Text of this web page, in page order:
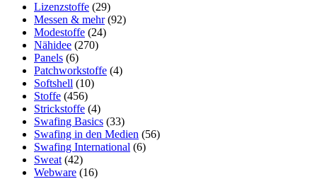
Lizenzstoffe (29)
Messen & mehr (92)
Modestoffe (24)
Nähidee (270)
Panels (6)
Patchworkstoffe (4)
Softshell (10)
Stoffe (456)
Strickstoffe (4)
Swafing Basics (33)
Swafing in den Medien (56)
Swafing International (6)
Sweat (42)
Webware (16)